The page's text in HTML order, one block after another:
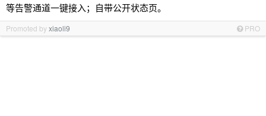
等告警通道一键接入；自带公开状态页。
Promoted byxiaoli9 PRO